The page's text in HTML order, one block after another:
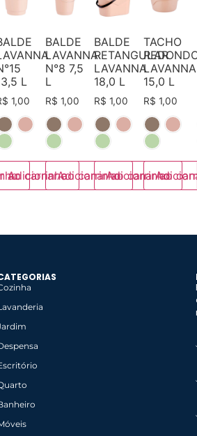
ao carrinho
L
1,00
Adicionar ao carrinho
BALDE
LAVANNA
N°8 7,5
L
R$ 1,00
Adicionar ao carrinho
BALDE
RETANGULAR
LAVANNA
18,0 L
R$ 1,00
Adicionar ao
TACHO
LAVANNA
15,0 L
R$ 1,00